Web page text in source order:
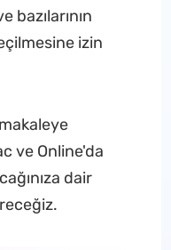
bazılarının
izin
ve Online'da
dair